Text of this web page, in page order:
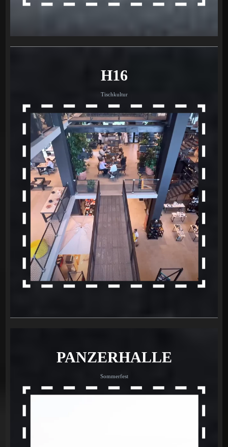
H16
Tischkultur
PANZERHALLE
Sommerfest